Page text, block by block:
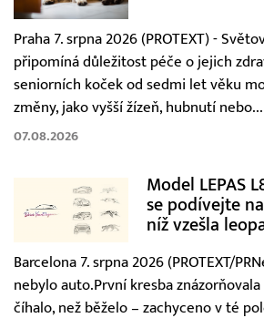
Praha 7. srpna 2026 (PROTEXT) -
připomíná důležitost péče o jejich
seniorních koček od sedmi let věku
změny, jako vyšší žízeň, hubnutí nebo...
07.08.2026
Model LEPAS
se podívejte
níž vzešla
Barcelona 7. srpna 2026 (PROTEXT/
nebylo auto.První kresba
číhalo, než běželo – zachyceno v té